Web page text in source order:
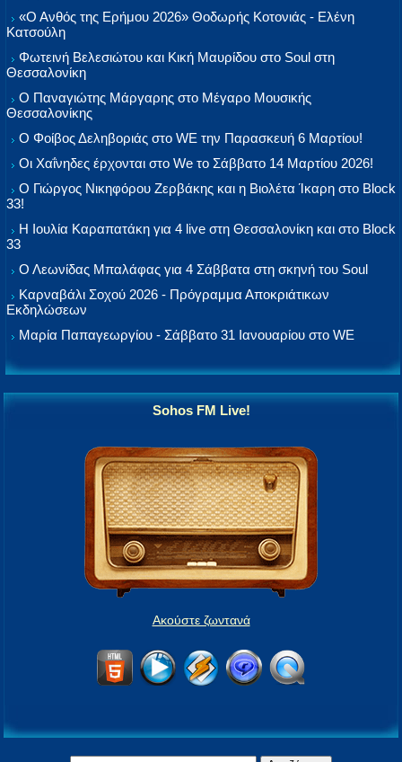
«Ο Ανθός της Ερήμου 2026» Θοδωρής Κοτονιάς - Ελένη
Κατσούλη
Φωτεινή Βελεσιώτου και Κική Μαυρίδου στο Soul στη
Θεσσαλονίκη
Ο Παναγιώτης Μάργαρης στο Μέγαρο Μουσικής
Θεσσαλονίκης
Ο Φοίβος Δεληβοριάς στο WE την Παρασκευή 6 Μαρτίου!
Οι Χαΐνηδες έρχονται στο We το Σάββατο 14 Μαρτίου 2026!
Ο Γιώργος Νικηφόρου Ζερβάκης και η Βιολέτα Ίκαρη στο Block
33!
Η Ιουλία Καραπατάκη για 4 live στη Θεσσαλονίκη και στο Block
33
Ο Λεωνίδας Μπαλάφας για 4 Σάββατα στη σκηνή του Soul
Καρναβάλι Σοχού 2026 - Πρόγραμμα Αποκριάτικων
Εκδηλώσεων
Μαρία Παπαγεωργίου - Σάββατο 31 Ιανουαρίου στο WE
Sohos FM Live!
Ακούστε ζωντανά